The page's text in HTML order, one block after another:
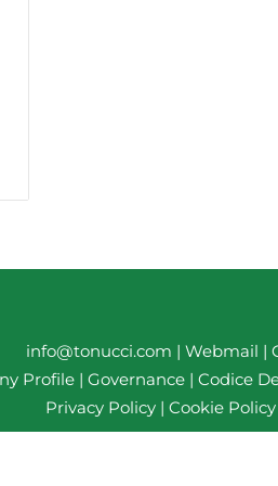
info@tonucci.com | Webmail |
Profile| Governance | Codice
Privacy Policy | Cookie Policy